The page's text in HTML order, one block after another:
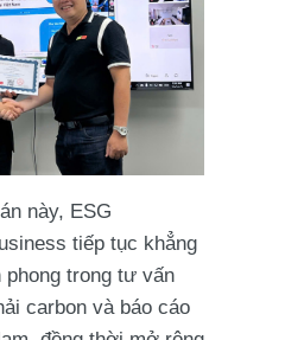
này, ESG
tiếp tục khẳng
phong trong tư vấn
carbon và báo cáo